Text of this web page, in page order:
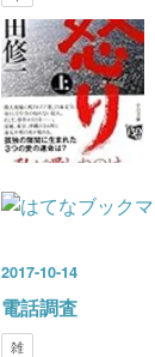
2017-10-14
電話調査
雑